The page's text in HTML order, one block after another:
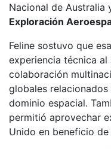
Nacional de Australia
Exploración
Feline sostuvo que
experiencia técnica
colaboración
globales
dominio espacial.
permitió aprovechar
Unido en beneficio